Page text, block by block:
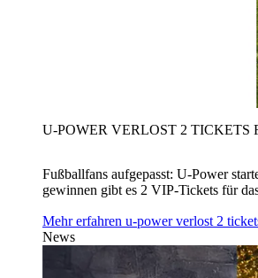
U‑POWER VERLOST 2
Fußballfans aufgepasst: U‑Power
gewinnen gibt es 2 VIP-Tickets für
Mehr erfahren u‑power verlost 2
News